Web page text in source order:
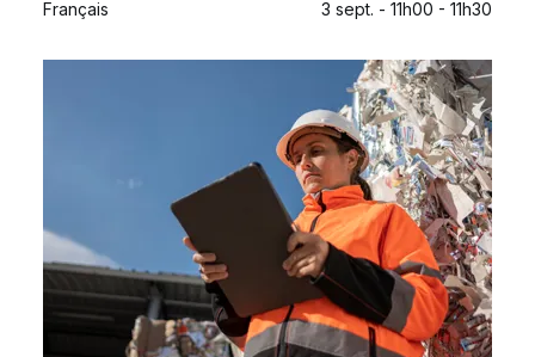
Français 3 sept. - 11h00 - 11h30